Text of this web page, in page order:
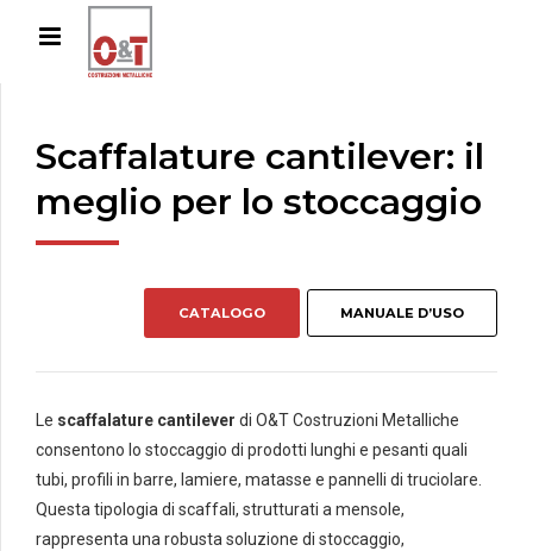
Scaffalature cantilever: il
meglio per lo stoccaggio
CATALOGO MANUALE D’USO
Le scaffalature cantilever di O&T Costruzioni Metalliche
consentono lo stoccaggio di prodotti lunghi e pesanti quali
tubi, profili in barre, lamiere, matasse e pannelli di truciolare.
Questa tipologia di scaffali, strutturati a mensole,
rappresenta una robusta soluzione di stoccaggio,